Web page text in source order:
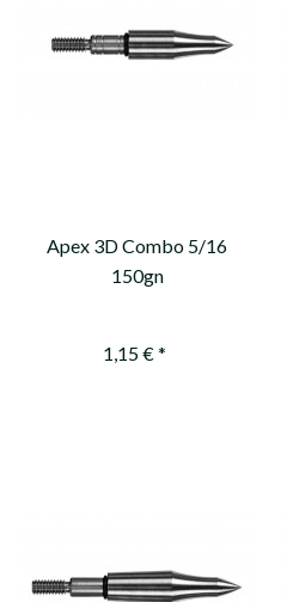
Apex 3D Combo 5/16
150gn
1,15 € *